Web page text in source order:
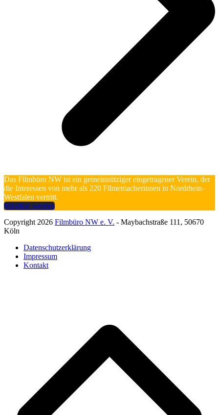
Das Filmbüro NW ist ein gemeinnütziger eingetragener Verein, der
die Interessen von mehr als 220 Filmemacherinnen in Nordrhein-
Westfalen vertritt.
Mitglied werden
Copyright 2026 Filmbüro NW e. V. - Maybachstraße 111, 50670
Köln
Datenschutzerklärung
Impressum
Kontakt